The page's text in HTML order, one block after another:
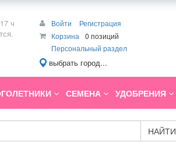
ч
Войти
Регистрация
Корзина
0 позиций
Персональный раздел
выбрать город...
СЕМЕНА УДОБРЕНИЯ
НАЙТИ